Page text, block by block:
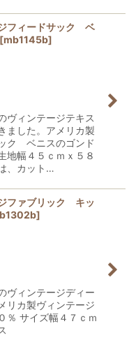
フィードサック ベ
[mb1145b]
ヴィンテージテキス
ました。アメリカ製
ク ベニスのゴンド
幅４５ｃｍｘ５８
、カット…
ファブリック キッ
]
ヴィンテージディー
リカ製ヴィンテージ
サイズ幅４７ｃｍ